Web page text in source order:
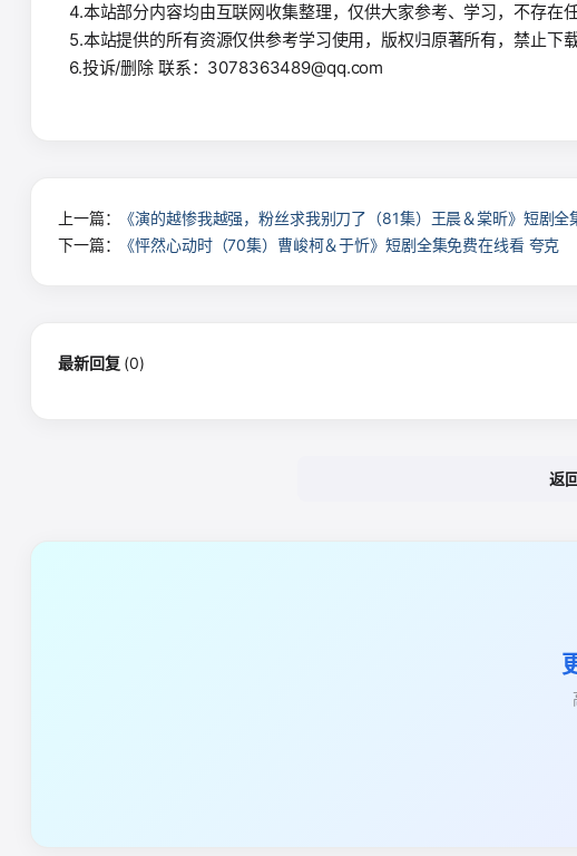
4.本站部分内容均由互联网收集整理，仅供大家参考、学习，不存在
5.本站提供的所有资源仅供参考学习使用，版权归原著所有，禁止
6.投诉/删除 联系：3078363489@qq.com
上一篇：
《演的越惨我越强，粉丝求我别刀了（81集）王晨＆棠昕》短剧全
下一篇：
《怦然心动时（70集）曹峻柯＆于忻》短剧全集免费在线看 夸克
最新回复(0)
返回